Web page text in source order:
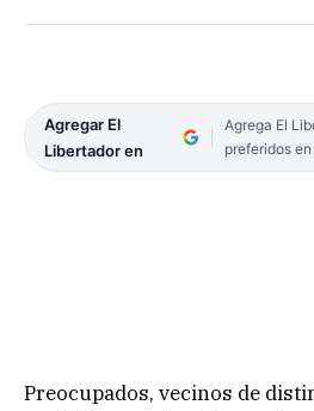
Agregar El
Libertador en
Agrega El
preferidos
Preocupados, vecinos de